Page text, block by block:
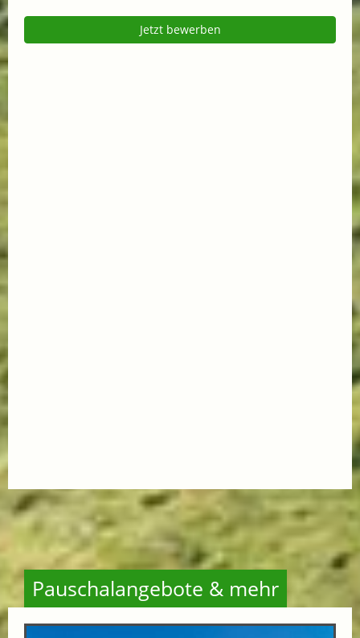
Jetzt bewerben
Pauschalangebote & mehr